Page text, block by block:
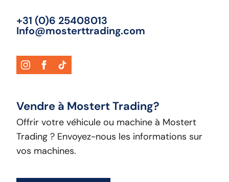
+31 (0)6 25408013
Info@mosterttrading.com
Vendre à Mostert Trading?
Offrir votre véhicule ou machine à Mostert
Trading ? Envoyez-nous les informations sur
vos machines.